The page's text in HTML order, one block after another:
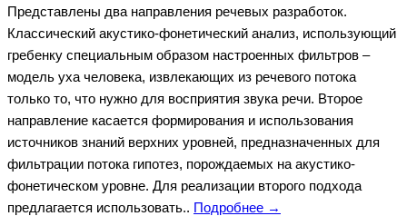
Представлены два направления речевых разработок.
Классический акустико-фонетический анализ, использующий
гребенку специальным образом настроенных фильтров –
модель уха человека, извлекающих из речевого потока
только то, что нужно для восприятия звука речи. Второе
направление касается формирования и использования
источников знаний верхних уровней, предназначенных для
фильтрации потока гипотез, порождаемых на акустико-
фонетическом уровне. Для реализации второго подхода
предлагается использовать.. Подробнее →